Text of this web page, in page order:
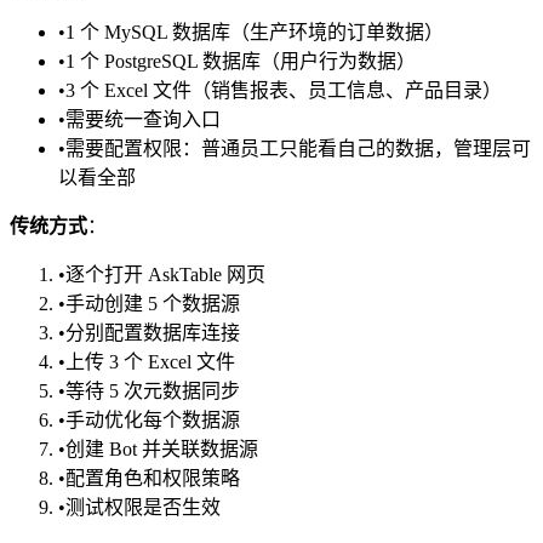
•1 个 MySQL 数据库（生产环境的订单数据）
•1 个 PostgreSQL 数据库（用户行为数据）
•3 个 Excel 文件（销售报表、员工信息、产品目录）
•需要统一查询入口
•需要配置权限：普通员工只能看自己的数据，管理层可
以看全部
传统方式：
•逐个打开 AskTable 网页
•手动创建 5 个数据源
•分别配置数据库连接
• 上传 3 个 Excel 文件
•等待 5 次元数据同步
•手动优化每个数据源
•创建 Bot 并关联数据源
•配置角色和权限策略
•测试权限是否生效